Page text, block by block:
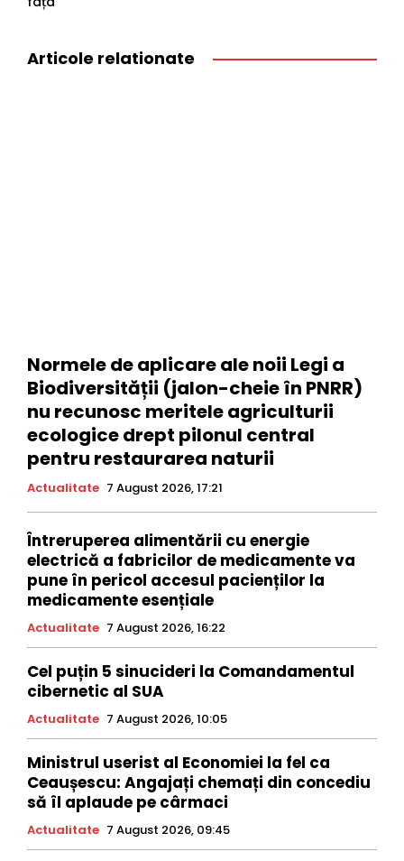
Articole relationate
Normele de aplicare ale noii Legi a
Biodiversității (jalon-cheie în PNRR)
nu recunosc meritele agriculturii
ecologice drept pilonul central
pentru restaurarea naturii
Actualitate 7 August 2026, 17:21
Întreruperea alimentării cu energie
electrică a fabricilor de medicamente va
pune în pericol accesul pacienților la
medicamente esențiale
Actualitate 7 August 2026, 16:22
Cel puțin 5 sinucideri la Comandamentul
cibernetic al SUA
Actualitate 7 August 2026, 10:05
Ministrul userist al Economiei la fel ca
Ceaușescu: Angajați chemați din concediu
să îl aplaude pe cârmaci
Actualitate 7 August 2026, 09:45